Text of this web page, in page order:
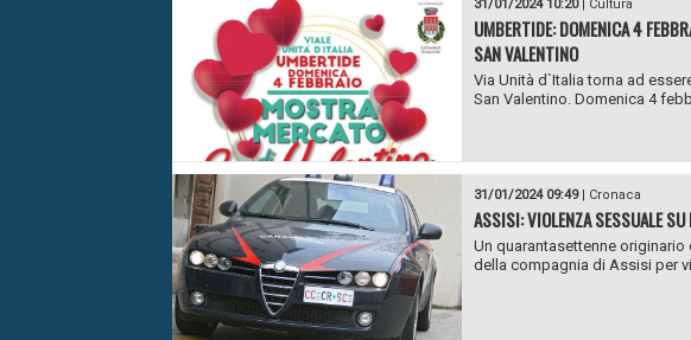
31/01/2024 10:20| Cultura
UMBERTIDE: DOMENICA 4
SAN VALENTINO
Via Unità d`Italia torna ad
San Valentino. Domenica 4
31/01/2024 09:49| Cronaca
ASSISI: VIOLENZA SESSUALE
Un quarantasettenne
della compagnia di Assisi per